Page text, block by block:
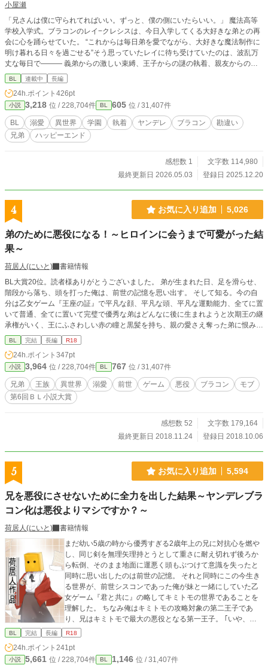
小屋瀬
「兄さんは僕に守られてればいい。ずっと、僕の側にいたらいい。」 魔法高等
学校入学式。ブラコンのレイ−クレシスは、今日入学してくる大好きな弟との再
会に心を踊らせていた。 “これからは毎日弟を愛でながら、大好きな魔法制作に
明け暮れる日々を過ごせる”そう思っていたレイに待ち受けていたのは、波乱万
丈な毎日で――― 義弟からの激しい束縛、王子からの謎の執着、親友からの重
い愛⋯⋯って、いくらなんでも多すぎじゃないか！？ え、これだけじゃないっ
て！！？ 俺はただ、普通に過ごしたいだけなのにーーー！！！
BL 連載中 長編
24h.ポイント 426pt
小説 3,218 位 / 228,704件 BL 605 位 / 31,407件
BL 溺愛 異世界 学園 執着 ヤンデレ ブラコン
勘違い
兄弟
ハッピーエンド
感想数 1
文字数 114,980
最終更新日 2026.05.03
登録日 2025.12.20
4 お気に入り追加 5,026
弟のために悪役になる！～ヒロインに会うまで可愛がった結
果～
荷居人(にいと)
書籍情報
BL大賞20位。読者様ありがとうございました。 弟が生まれた日、足を滑らせ、
階段から落ち、頭を打った俺は、前世の記憶を思い出す。 そして知る。今の自
分は乙女ゲーム『王座の証』で平凡な顔、平凡な頭、平凡な運動能力、全てに置
いて普通、全てに置いて完璧で優秀な弟はどんなに後に生まれようと次期王の継
承権がいく、王にふさわしい赤の瞳と黒髪を持ち、親の愛さえ奪った弟に恨みを
覚える悪役の兄であると。 でも今の俺はそんな弟の苦労を知っているし、生ま
れたばかりの弟は可愛い。 そんな可愛い弟が幸せになるためにはヒロインと結
婚して王になることだろう。悪役になれば死ぬ。わかってはいるが、前世の後悔
を繰り返さないため、将来処刑されるとわかっていたとしても、弟の幸せを願い
ます！ ・・・でもヒロインに会うまでは可愛がってもいいよね？ 本編は完結。
番外編が本編越えたのでタイトルも変えた。ある意味間違ってはいない。可愛が
らなければ番外編もないのだから。 そしてまさかのモブの恋愛まで始まったよ
18/10/7.23時25分確認。BLランキング1位だと・・・？ 2018/10/24.話がワンパ
あえず完結といたします。 2018/11/3.久々の更新。BL小説大賞応募したので思
い付きを更新してみました。
BL 完結 長編 R18
24h.ポイント 347pt
小説 3,964 位 / 228,704件 BL 767 位 / 31,407件
兄弟 王族 異世界 溺愛 前世 ゲーム 悪役 ブラコン
モブ
第6回ＢＬ小説大賞
感想数 52
文字数 179,164
最終更新日 2018.11.24
登録日 2018.10.06
5 お気に入り追加 5,594
兄を悪役にさせないために全力を出した結果～ヤンデレブラ
コン化は悪役よりマシですか？～
荷居人(にいと)
書籍情報
まだ幼い5歳の時から優秀すぎる2歳年上の兄に対抗心を燃や
し、同じ剣を無理矢理持とうとして重さに耐え切れず後ろか
ら転倒、そのまま地面に運悪く頭もぶつけて意識を失ったと
同時に思い出したのは前世の記憶。 それと同時にこの今生き
る世界が、前世シスコンであった俺が妹と一緒にしていた乙
女ゲーム『君と共に』の略してキミトモの世界であることを
理解した。 ちなみ俺はキミトモの攻略対象の第二王子であ
り、兄はキミトモで最大の悪役となる第一王子。 ｢いや、ゲ
ームならともかく現実で身内が悪役になるのわかってて放
拗れただけだし？それに俺が王様とか絶対無理だし｣ 悪役に
なる原因がわかっているなら、その原因を取り除けばいい
BL 完結 長編 R18
24h.ポイント 241pt
小説 5,661 位 / 228,704件 BL 1,146 位 / 31,407件